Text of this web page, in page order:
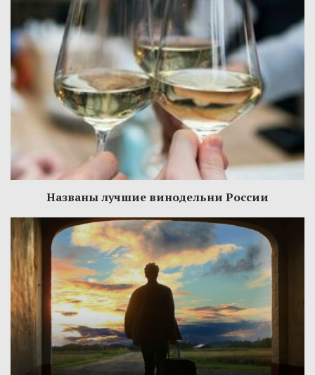
Названы лучшие винодельни России